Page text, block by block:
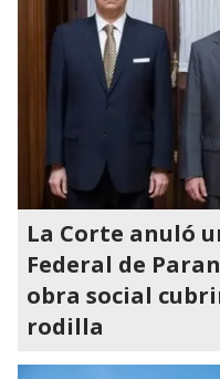
La Corte anuló
Federal de
obra social
rodilla